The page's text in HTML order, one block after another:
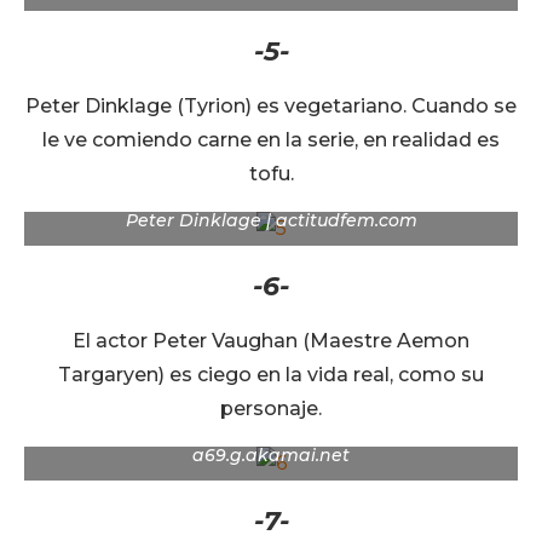
-5-
Peter Dinklage (Tyrion) es vegetariano. Cuando se
le ve comiendo carne en la serie, en realidad es
tofu.
Peter Dinklage | actitudfem.com
-6-
El actor Peter Vaughan (Maestre Aemon
Targaryen) es ciego en la vida real, como su
personaje.
a69.g.akamai.net
-7-